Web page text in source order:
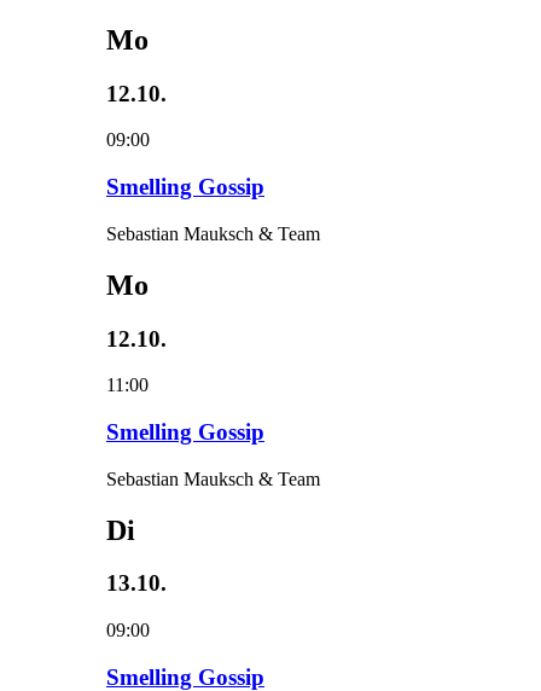
Mo
12.10.
09:00
Smelling Gossip
Sebastian Mauksch & Team
Mo
12.10.
11:00
Smelling Gossip
Sebastian Mauksch & Team
Di
13.10.
09:00
Smelling Gossip